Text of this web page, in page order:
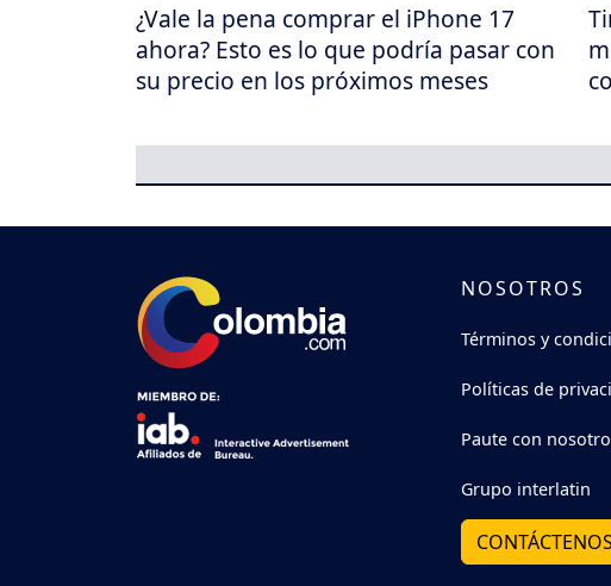
¿Vale la pena comprar el iPhone 17
ahora? Esto es lo que podría pasar con
su precio en los próximos meses
NOSOTROS
Términos y
Políticas de
Paute con
Grupo interlatin
CONTÁCTENOS